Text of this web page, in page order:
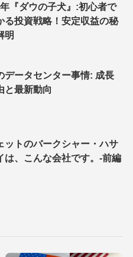
『ダウの子犬』:初心者で
る投資戦略！安定収益の秘
明
データセンター事情: 成長
と最新動向
ットのバークシャー・ハサ
は、こんな会社です。-前編